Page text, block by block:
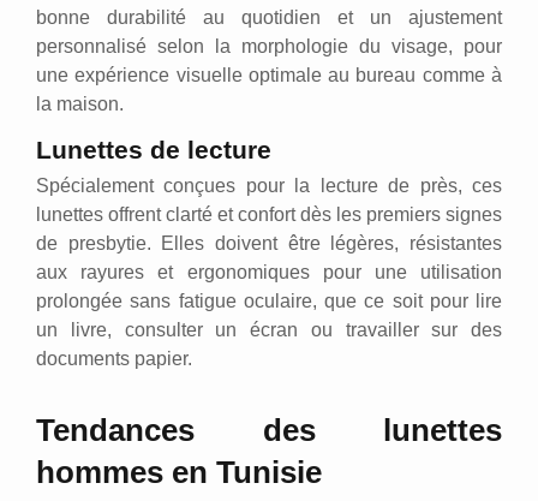
bonne durabilité au quotidien et un ajustement
personnalisé selon la morphologie du visage, pour
une expérience visuelle optimale au bureau comme à
la maison.
Lunettes de lecture
Spécialement conçues pour la lecture de près, ces
lunettes offrent clarté et confort dès les premiers signes
de presbytie. Elles doivent être légères, résistantes
aux rayures et ergonomiques pour une utilisation
prolongée sans fatigue oculaire, que ce soit pour lire
un livre, consulter un écran ou travailler sur des
documents papier.
Tendances des lunettes
hommes en Tunisie